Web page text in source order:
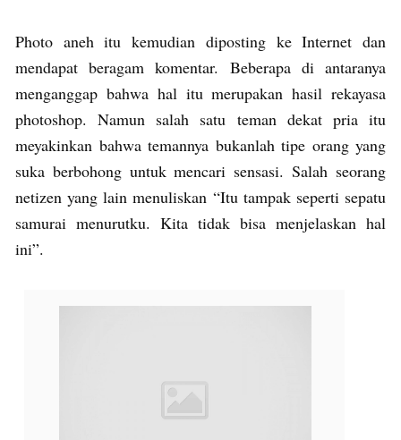
Photo aneh itu kemudian diposting ke Internet dan
mendapat beragam komentar. Beberapa di antaranya
menganggap bahwa hal itu merupakan hasil rekayasa
photoshop. Namun salah satu teman dekat pria itu
meyakinkan bahwa temannya bukanlah tipe orang yang
suka berbohong untuk mencari sensasi. Salah seorang
netizen yang lain menuliskan “Itu tampak seperti sepatu
samurai menurutku. Kita tidak bisa menjelaskan hal
ini”.